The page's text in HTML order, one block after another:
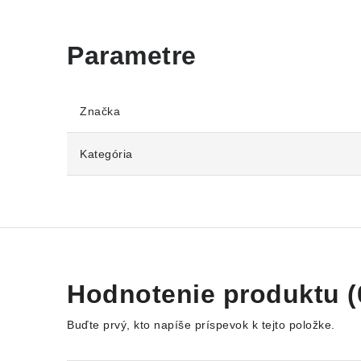
Značka
Kategória
Hodnotenie produktu
Buďte prvý, kto napíše príspevok k tejto položke.